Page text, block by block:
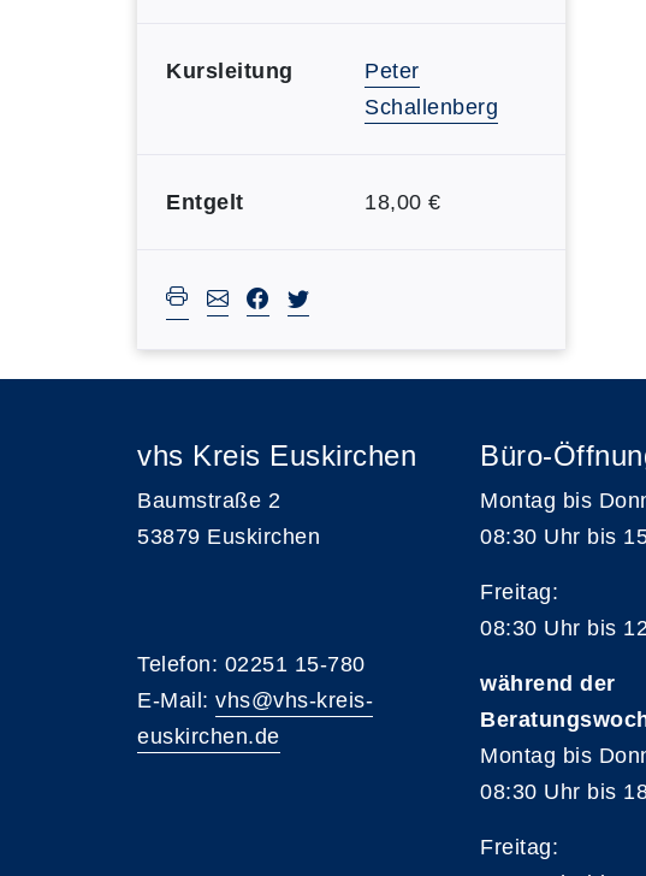
Kursleitung
Peter
Schallenberg
Entgelt 18,00 €
vhs Kreis Euskirchen
Baumstraße 2
53879 Euskirchen
Telefon: 02251 15-780
E-Mail: vhs@vhs-kreis-
euskirchen.de
Büro-
Montag bis
08:30 Uhr bis
Freitag:
08:30 Uhr bis
während der
Montag bis
08:30 Uhr bis
Freitag: